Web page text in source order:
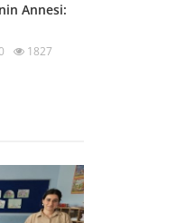
Annesi:
1827